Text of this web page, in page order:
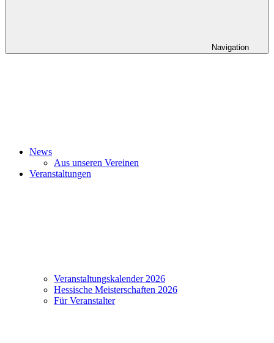
Navigation
News
Aus unseren Vereinen
Veranstaltungen
Veranstaltungskalender 2026
Hessische Meisterschaften 2026
Für Veranstalter